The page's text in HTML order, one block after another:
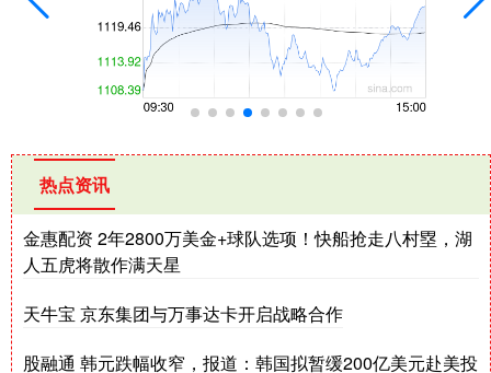
热点资讯
金惠配资 2年2800万美金+球队选项！快船抢走八村塁，湖
人五虎将散作满天星
天牛宝 京东集团与万事达卡开启战略合作
股融通 韩元跌幅收窄，报道：韩国拟暂缓200亿美元赴美投